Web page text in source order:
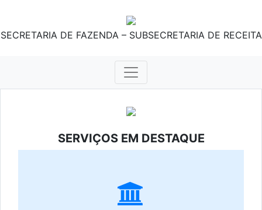
SECRETARIA DE FAZENDA – SUBSECRETARIA DE RECEITA
SERVIÇOS EM DESTAQUE